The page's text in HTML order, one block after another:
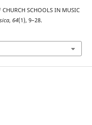
CHURCH SCHOOLS IN MUSIC
, 64(1), 9–28.